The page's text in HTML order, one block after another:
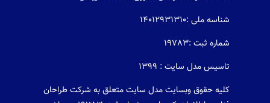
شناسه ملی :14012931310
شماره ثبت :19783
تاسیس مدل سایت : 1399
کلیه حقوق وبسایت مدل سایت متعلق به شرکت طراحان